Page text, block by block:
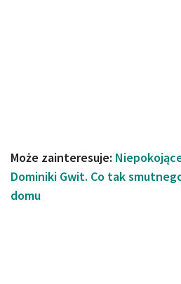
Może zainteresuje:
Dominiki Gwit. Co tak
domu